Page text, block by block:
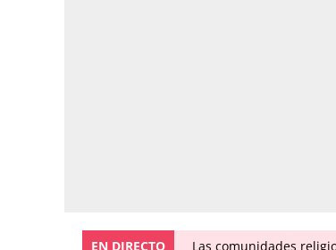
EN DIRECTO Las comunidades